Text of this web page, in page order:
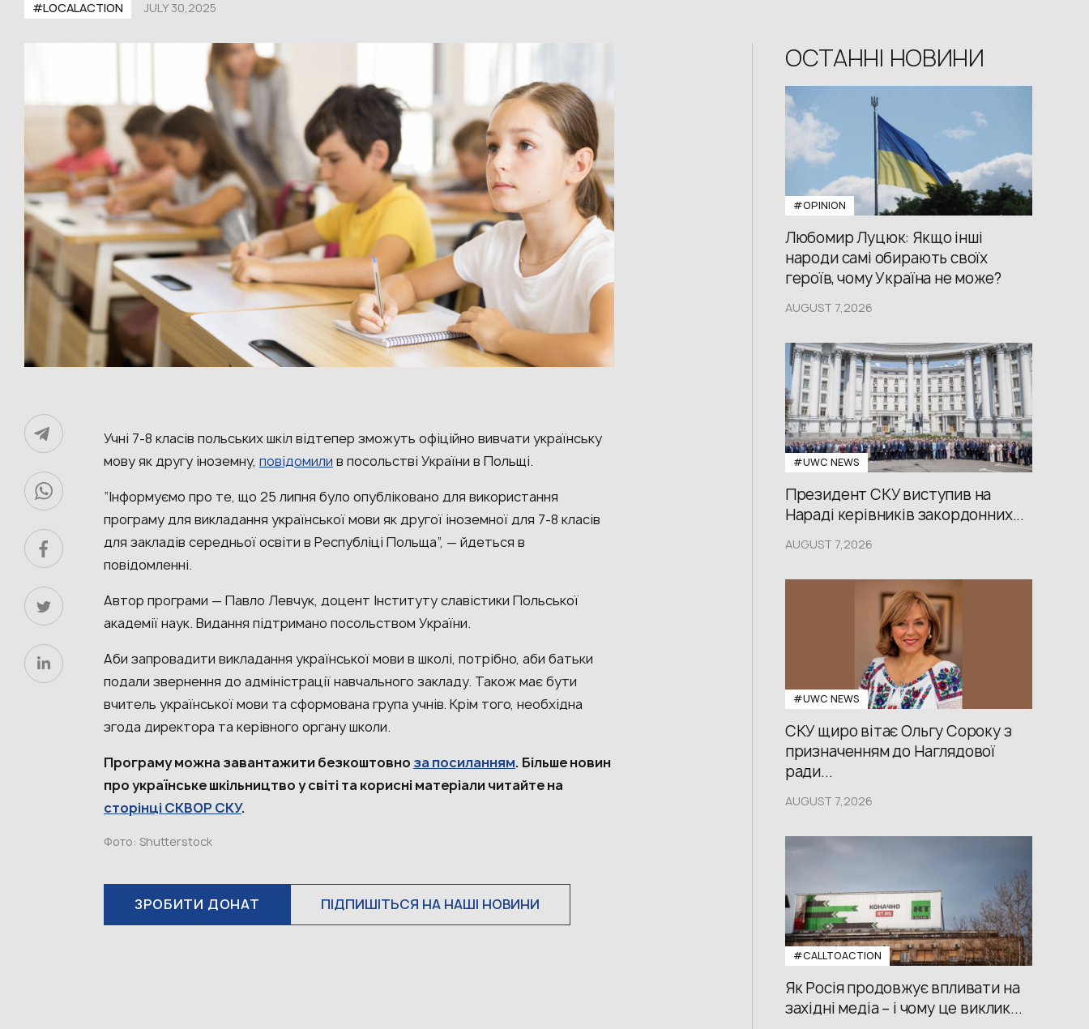
#LOCALACTION JULY 30,2025
Учні 7-8 класів польських шкіл відтепер зможуть офіційно вивчати українську
мову як другу іноземну, повідомили в посольстві України в Польщі.
“Інформуємо про те, що 25 липня було опубліковано для використання
програму для викладання української мови як другої іноземної для 7-8 класів
для закладів середньої освіти в Республіці Польща”, — йдеться в
повідомленні.
Автор програми — Павло Левчук, доцент Інституту славістики Польської
академії наук. Видання підтримано посольством України.
Аби запровадити викладання української мови в школі, потрібно, аби батьки
подали звернення до адміністрації навчального закладу. Також має бути
вчитель української мови та сформована група учнів. Крім того, необхідна
згода директора та керівного органу школи.
Програму можна завантажити безкоштовно за посиланням. Більше новин
про українське шкільництво у світі та корисні матеріали читайте на
сторінці СКВОР СКУ.
Фото: Shutterstock
ЗРОБИТИ ДОНАТ ПІДПИШІТЬСЯ НА НАШІ НОВИНИ
ОСТАННІ НОВИНИ
#OPINION
Любомир Луцюк: Якщо інші
народи самі обирають своїх
героїв, чому Україна не може?
AUGUST 7,2026
#UWС NEWS
Президент СКУ виступив на
Нараді керівників закордонних...
AUGUST 7,2026
#UWС NEWS
СКУ щиро вітає Ольгу Сороку з
призначенням до Наглядової
ради...
AUGUST 7,2026
#CALLTOACTION
Як Росія продовжує впливати на
західні медіа – і чому це виклик...